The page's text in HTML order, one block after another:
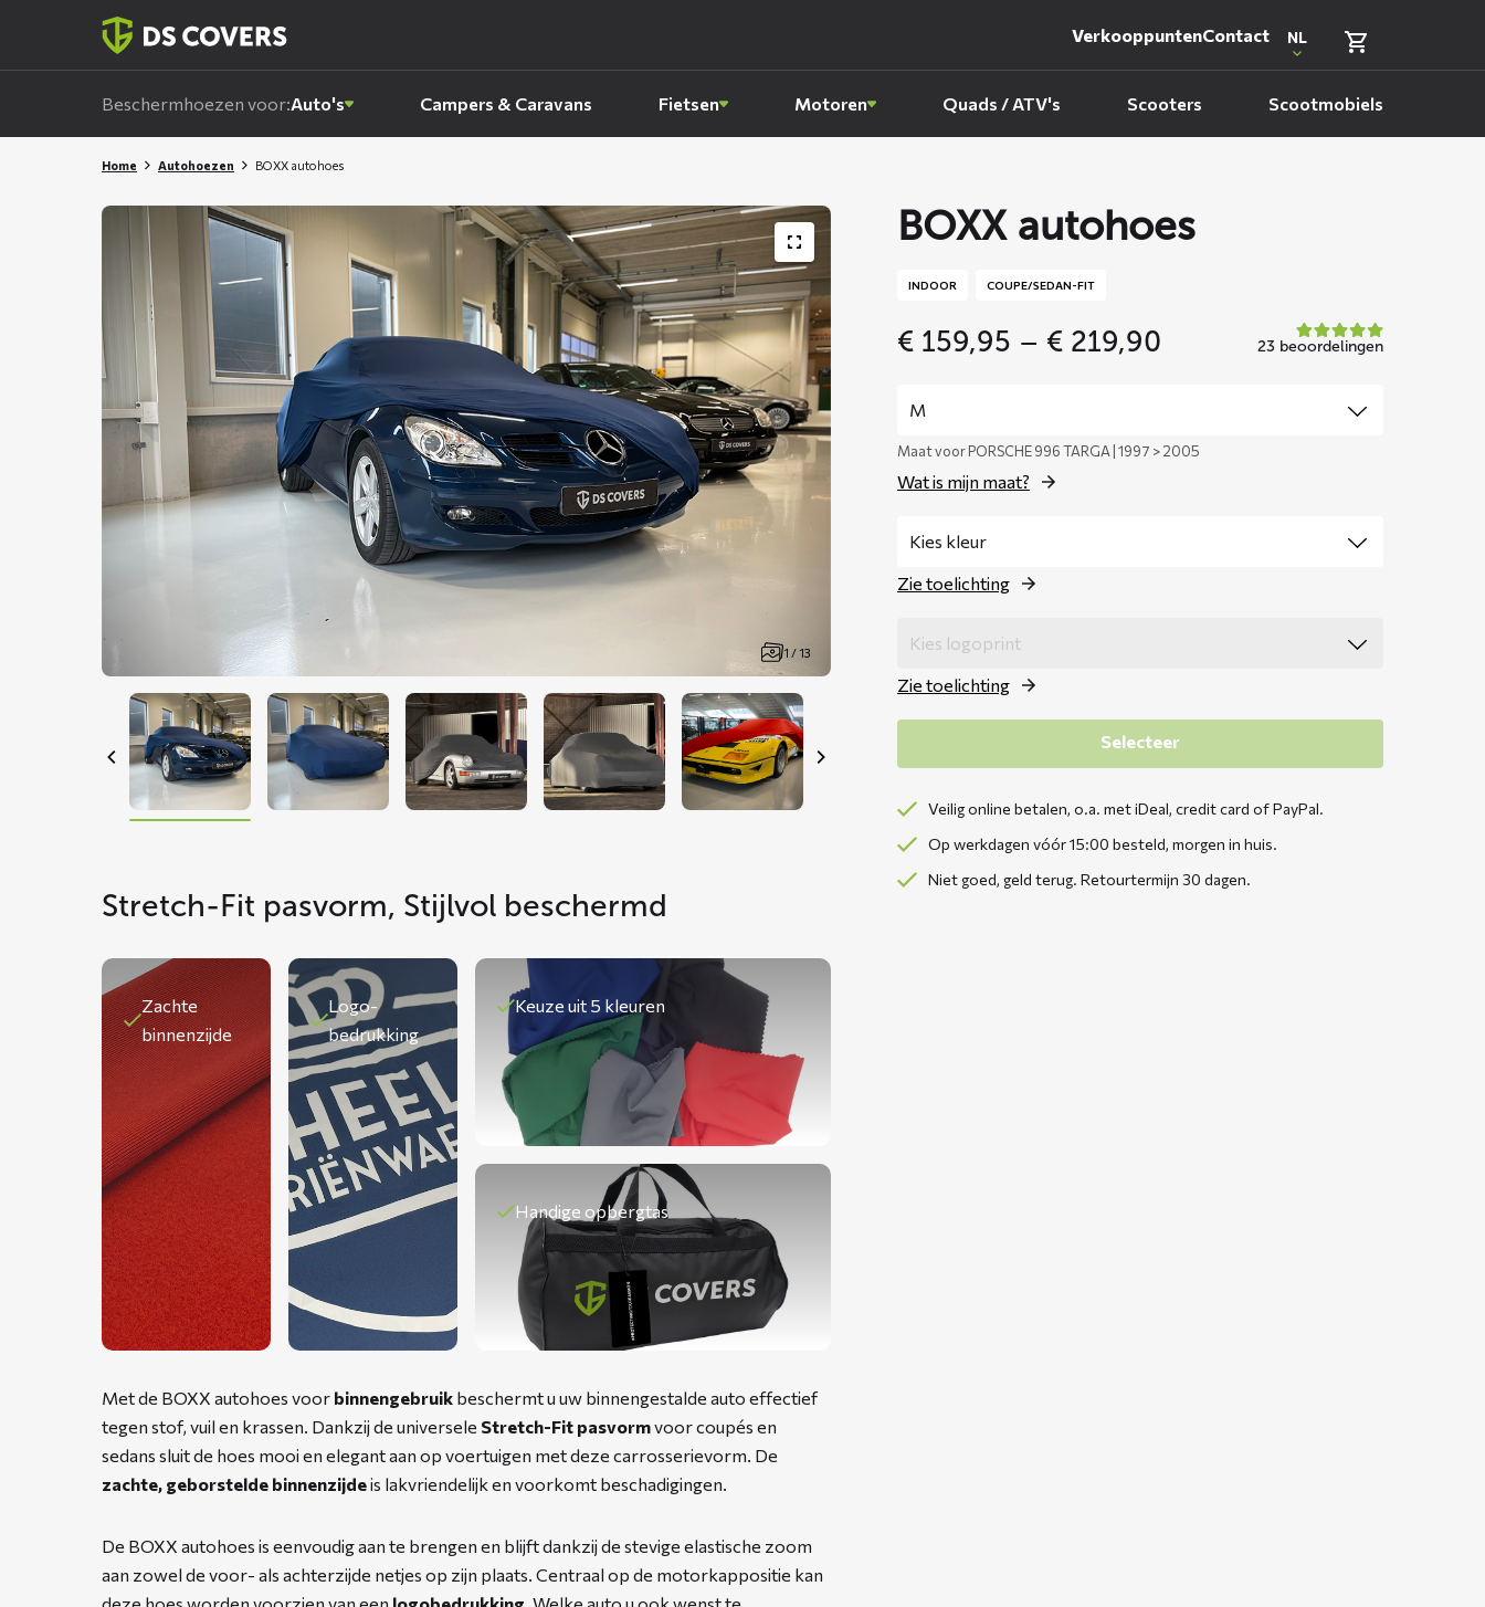
VerkooppuntenContact NL
Beschermhoezen voor:Auto's Campers & Caravans Fietsen Motoren Quads / ATV's Scooters Scootmobiels
Home Autohoezen BOXX autohoes
1 / 13
BOXX autohoes
INDOOR COUPE/SEDAN-FIT
€ 159,95 – € 219,90
€ 219,90
23 beoordelingen
Maat voor PORSCHE 996 TARGA | 1997 > 2005
Wat is mijn maat?
Zie toelichting
Zie toelichting
Selecteer
Veilig online betalen, o.a. met iDeal, credit card of PayPal.
Op werkdagen vóór 15:00 besteld, morgen in huis.
Niet goed, geld terug. Retourtermijn 30 dagen.
Stretch-Fit pasvorm, Stijlvol beschermd
Zachte
binnenzijde
Logo-
bedrukking
Keuze uit 5 kleuren
Handige opbergtas
Met de BOXX autohoes voor binnengebruik beschermt u uw binnengestalde auto effectief
tegen stof, vuil en krassen. Dankzij de universele Stretch-Fit pasvormvoor coupés en
sedans sluit de hoes mooi en elegant aan op voertuigen met deze carrosserievorm. De
zachte, geborstelde binnenzijdeis lakvriendelijk en voorkomt beschadigingen.
De BOXX autohoes is eenvoudig aan te brengen en blijft dankzij de stevige elastische zoom
aan zowel de voor- als achterzijde netjes op zijn plaats. Centraal op de motorkappositie kan